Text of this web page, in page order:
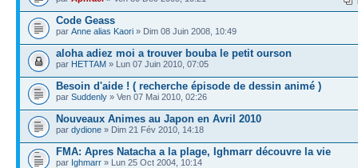
Code Geass
par Anne alias Kaori » Dim 08 Juin 2008, 10:49
aloha adiez moi a trouver bouba le petit ourson
par HETTAM » Lun 07 Juin 2010, 07:05
Besoin d'aide ! ( recherche épisode de dessin animé )
par Suddenly » Ven 07 Mai 2010, 02:26
Nouveaux Animes au Japon en Avril 2010
par dydione » Dim 21 Fév 2010, 14:18
FMA: Apres Natacha a la plage, Ighmarr découvre la vie
par Ighmarr » Lun 25 Oct 2004, 10:14